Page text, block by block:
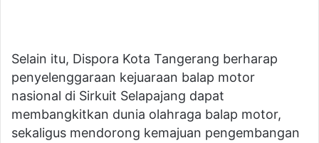
Selain itu, Dispora Kota Tangerang berharap
penyelenggaraan kejuaraan balap motor
nasional di Sirkuit Selapajang dapat
membangkitkan dunia olahraga balap motor,
sekaligus mendorong kemajuan pengembangan